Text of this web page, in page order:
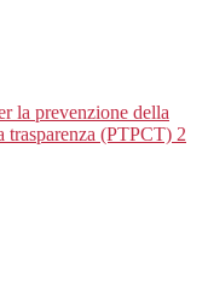
la prevenzione della
trasparenza (PTPCT) 2